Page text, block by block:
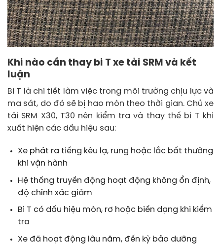
Khi nào cần thay bi T xe tải SRM và kết
luận
Bi T là chi tiết làm việc trong môi trường chịu lực và
ma sát, do đó sẽ bị hao mòn theo thời gian. Chủ xe
tải SRM X30, T30 nên kiểm tra và thay thế bi T khi
xuất hiện các dấu hiệu sau:
Xe phát ra tiếng kêu lạ, rung hoặc lắc bất thường
khi vận hành
Hệ thống truyền động hoạt động không ổn định,
độ chính xác giảm
Bi T có dấu hiệu mòn, rơ hoặc biến dạng khi kiểm
tra
Xe đã hoạt động lâu năm, đến kỳ bảo dưỡng